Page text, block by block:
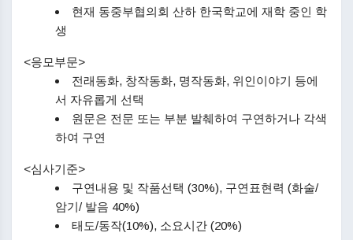
현재 동중부협의회 산하 한국학교에 재학 중인 학
생
<응모부문>
전래동화, 창작동화, 명작동화, 위인이야기 등에
서 자유롭게 선택
원문은 전문 또는 부분 발췌하여 구연하거나 각색
하여 구연
<심사기준>
구연내용 및 작품선택 (30%), 구연표현력 (화술/
암기/ 발음 40%)
태도/동작(10%), 소요시간 (20%)